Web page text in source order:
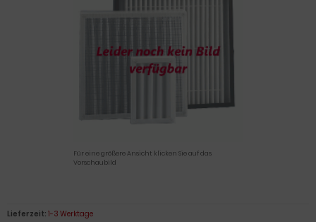
Für eine größere Ansicht klicken Sie auf das
Vorschaubild
Lieferzeit: 1-3 Werktage